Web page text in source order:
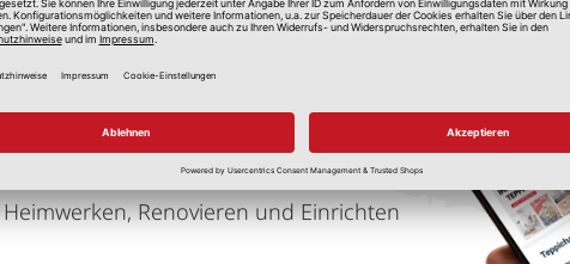
Renovieren und Einrichten